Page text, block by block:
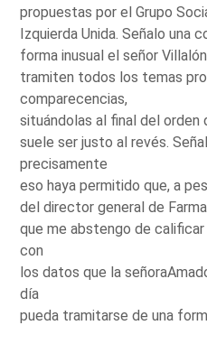
propuestas por el Grupo
Izquierda Unida. Señalo una
forma inusual el señor
tramiten todos los temas
comparecencias,
situándolas al final del orden
suele ser justo al revés.
precisamente
eso haya permitido que, a
del director general de
que me abstengo de
con
los datos que la
día
pueda tramitarse de una